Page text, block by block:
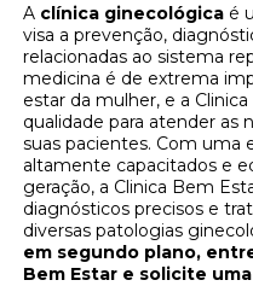
A clínica ginecológica é
visa a prevenção,
relacionadas ao sistema
medicina é de extrema
estar da mulher, e a
qualidade para atender as
suas pacientes. Com uma
altamente capacitados e
geração, a Clinica Bem
diagnósticos precisos e
diversas patologias
em segundo plano,
Bem Estar e solicite